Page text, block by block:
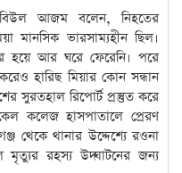
আজম বলেন, নিহতের
মানসিক ভারসাম্যহীন ছিল।
হয়ে আর ঘরে ফেরেনি। পরে
হারিছ মিয়ার কোন সন্ধান
সুরতহাল রিপোর্ট প্রস্তুত করে
কলেজ হাসপাতালে প্রেরণ
থেকে থানার উদ্দেশ্যে রওনা
মৃত্যুর রহস্য উদ্ঘাটনের জন্য